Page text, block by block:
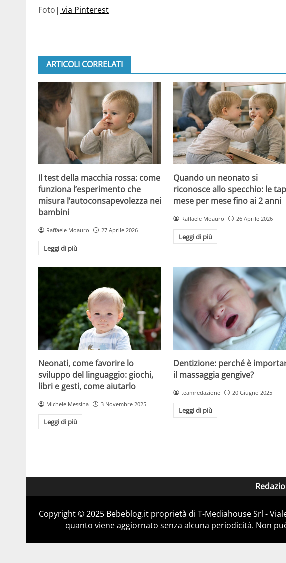
Foto| via Pinterest
ARTICOLI CORRELATI
Il test della macchia rossa: come
funziona l’esperimento che
misura l’autoconsapevolezza nei
bambini
Raffaele Moauro 27 Aprile 2026
Leggi di più
Quando un neonato si
riconosce allo specchio: le
mese per mese fino ai 2 anni
Raffaele Moauro 26 Aprile 2026
Leggi di più
Neonati, come favorire lo
sviluppo del linguaggio: giochi,
libri e gesti, come aiutarlo
Michele Messina 3 Novembre 2025
Leggi di più
Dentizione: perché è
il massaggia gengive?
teamredazione 20 Giugno 2025
Leggi di più
Copyright © 2025 Bebeblog.it proprietà di T-Mediahouse Srl -
quanto viene aggiornato senza alcuna periodicità. Non